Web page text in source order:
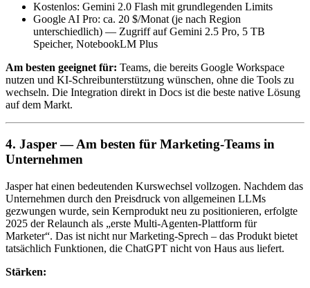
Kostenlos: Gemini 2.0 Flash mit grundlegenden Limits
Google AI Pro: ca. 20 $/Monat (je nach Region
unterschiedlich) — Zugriff auf Gemini 2.5 Pro, 5 TB
Speicher, NotebookLM Plus
Am besten geeignet für: Teams, die bereits Google Workspace
nutzen und KI-Schreibunterstützung wünschen, ohne die Tools zu
wechseln. Die Integration direkt in Docs ist die beste native Lösung
auf dem Markt.
4. Jasper — Am besten für Marketing-Teams in
Unternehmen
Jasper hat einen bedeutenden Kurswechsel vollzogen. Nachdem das
Unternehmen durch den Preisdruck von allgemeinen LLMs
gezwungen wurde, sein Kernprodukt neu zu positionieren, erfolgte
2025 der Relaunch als „erste Multi-Agenten-Plattform für
Marketer“. Das ist nicht nur Marketing-Sprech – das Produkt bietet
tatsächlich Funktionen, die ChatGPT nicht von Haus aus liefert.
Stärken: